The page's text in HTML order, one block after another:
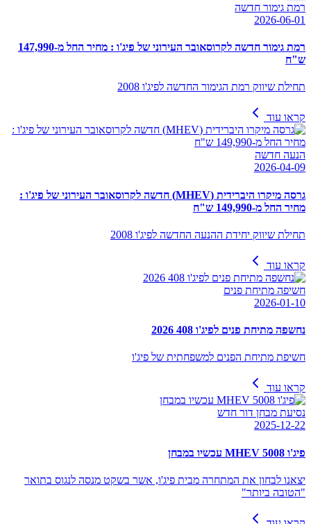
רמת גימור חדשה
2026-06-01
רמת גימור חדשה לקרוסאובר העירוני של פיג'ו : מחיר החל מ-147,990
ש"ח
תחילת שיווק רמת הגימור החדשה לפיג'ו 2008
קראו עוד
הנעה חדשה
2026-04-09
גרסה מיקרו היברידית (MHEV) חדשה לקרוסאובר העירוני של פיג'ו :
מחיר החל מ-149,990 ש"ח
תחילת שיווק יחידת ההנעה החדשה לפיג'ו 2008
קראו עוד
חשיפה מתיחת פנים
2026-01-10
נחשפה מתיחת פנים לפיג'ו 408 2026
חשיפת מתיחת הפנים למשפחתית של פיג'ו
קראו עוד
נסיעת מבחן דור חדש
2025-12-22
פיג'ו 5008 MHEV עכשיו במבחן
יצאנו לבחון את המתחרה מבית פיג'ו, אשר בשקט מנסה לנגוס בתואר
"הטובה ביותר"